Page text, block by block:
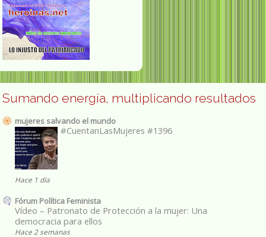
Sumando energía, multiplicando resultados
mujeres salvando el mundo
#CuentanLasMujeres #1396
Hace 1 día
Fórum Política Feminista
Vídeo – Patronato de Protección a la mujer: Una
democracia para ellos
Hace 2 semanas